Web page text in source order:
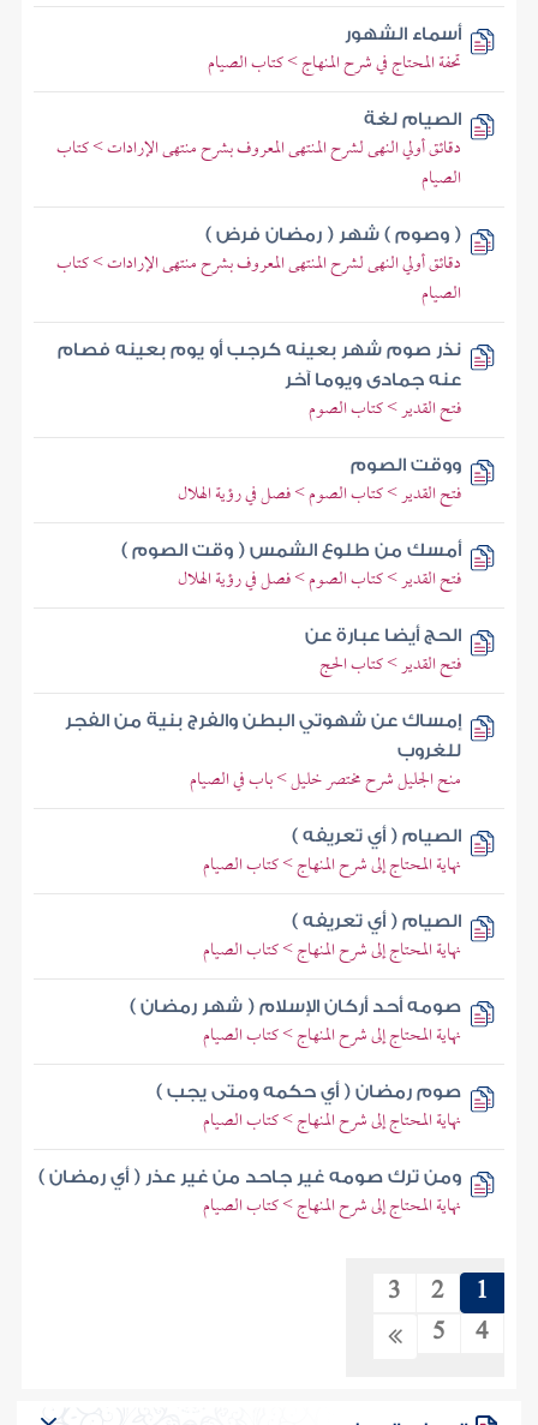
أسماء الشهور
تحفة المحتاج في شرح المنهاج > كتاب الصيام
الصيام لغة
دقائق أولي النهى لشرح المنتهى المعروف بشرح منتهى الإرادات > كتاب
الصيام
( وصوم ) شهر ( رمضان فرض )
دقائق أولي النهى لشرح المنتهى المعروف بشرح منتهى الإرادات > كتاب
الصيام
نذر صوم شهر بعينه كرجب أو يوم بعينه فصام
عنه جمادى ويوما آخر
فتح القدير > كتاب الصوم
ووقت الصوم
فتح القدير > كتاب الصوم > فصل في رؤية الهلال
أمسك من طلوع الشمس ( وقت الصوم )
فتح القدير > كتاب الصوم > فصل في رؤية الهلال
الحج أيضا عبارة عن
فتح القدير > كتاب الحج
إمساك عن شهوتي البطن والفرج بنية من الفجر
للغروب
منح الجليل شرح مختصر خليل > باب في الصيام
الصيام ( أي تعريفه )
نهاية المحتاج إلى شرح المنهاج > كتاب الصيام
الصيام ( أي تعريفه )
نهاية المحتاج إلى شرح المنهاج > كتاب الصيام
صومه أحد أركان الإسلام ( شهر رمضان )
نهاية المحتاج إلى شرح المنهاج > كتاب الصيام
صوم رمضان ( أي حكمه ومتى يجب )
نهاية المحتاج إلى شرح المنهاج > كتاب الصيام
ومن ترك صومه غير جاحد من غير عذر ( أي رمضان )
نهاية المحتاج إلى شرح المنهاج > كتاب الصيام
1
2
3
4
5